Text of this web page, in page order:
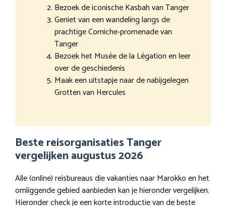
Bezoek de iconische Kasbah van Tanger
Geniet van een wandeling langs de
prachtige Corniche-promenade van
Tanger
Bezoek het Musée de la Légation en leer
over de geschiedenis
Maak een uitstapje naar de nabijgelegen
Grotten van Hercules
Beste reisorganisaties Tanger
vergelijken augustus 2026
Alle (online) reisbureaus die vakanties naar Marokko en het
omliggende gebied aanbieden kan je hieronder vergelijken.
Hieronder check je een korte introductie van de beste